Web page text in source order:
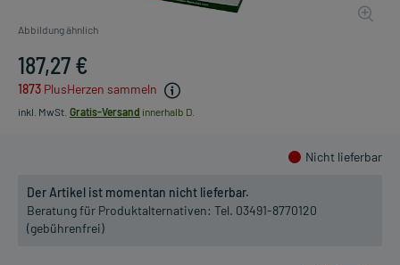
Abbildung ähnlich
187,27 €
1873 PlusHerzen sammeln
inkl. MwSt. Gratis-Versand innerhalb D.
Nicht lieferbar
Der Artikel ist momentan nicht lieferbar.
Beratung für Produktalternativen: Tel. 03491-8770120
(gebührenfrei)